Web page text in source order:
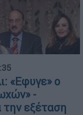
«Εφυγε» ο
-
την εξέταση